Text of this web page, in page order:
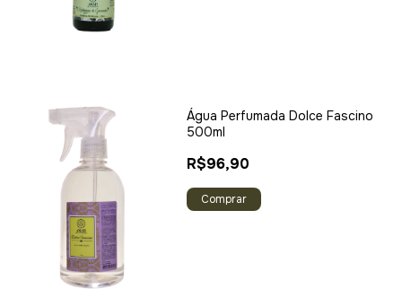
Água Perfumada Dolce Fascino
500ml
R$96,90